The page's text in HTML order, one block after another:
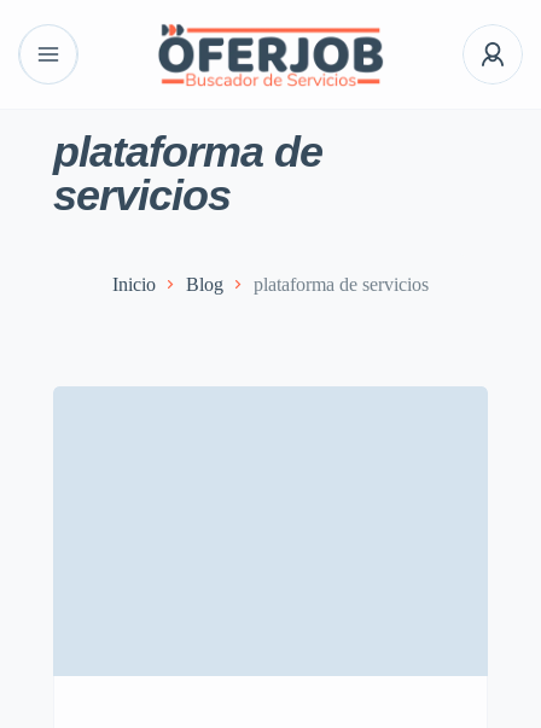
plataforma de
servicios
Inicio Blog plataforma de servicios